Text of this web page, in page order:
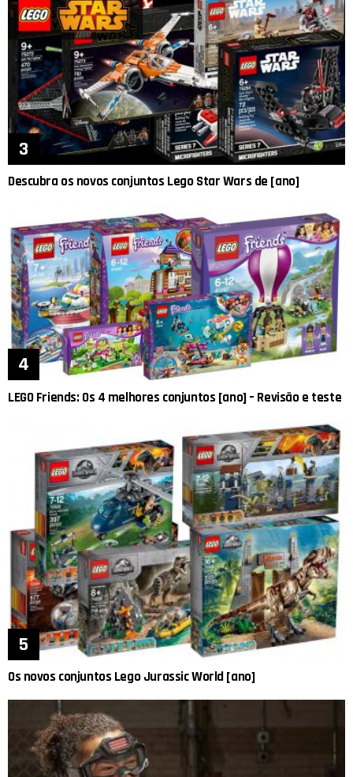
Descubra os novos conjuntos Lego Star Wars de [ano]
LEGO Friends: Os 4 melhores conjuntos [ano] – Revisão e teste
Os novos conjuntos Lego Jurassic World [ano]